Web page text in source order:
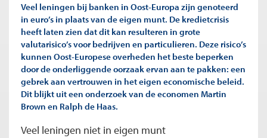
Veel leningen bij banken in Oost-Europa zijn genoteerd
in euro’s in plaats van de eigen munt. De kredietcrisis
heeft laten zien dat dit kan resulteren in grote
valutarisico’s voor bedrijven en particulieren. Deze risico’s
kunnen Oost-Europese overheden het beste beperken
door de onderliggende oorzaak ervan aan te pakken: een
gebrek aan vertrouwen in het eigen economische beleid.
Dit blijkt uit een onderzoek van de economen Martin
Brown en Ralph de Haas.
Veel leningen niet in eigen munt